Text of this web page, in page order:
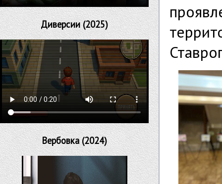
Диверсии (2025)
Вербовка (2024)